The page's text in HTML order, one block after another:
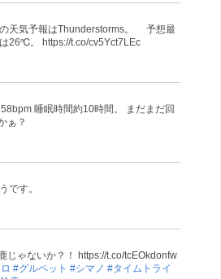
天気予報はThunderstorms。 予想最
26℃。 https://t.co/cv5Yct7LEc
睡眠時間約10時間。 まだまだ回
ぁ？
です。
じゃないか？！ https://t.co/tcEOkdonfw
#グルペット #シマノ #タイムトライ